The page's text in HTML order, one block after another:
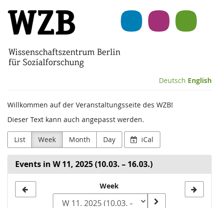
Skip to
main
content
Wissenschaftszentrum
Berlin
für
(WZB)
Deutsch English
Willkommen auf der Veranstaltungsseite des WZB!
Dieser Text kann auch angepasst werden.
List Week Month Day iCal
Events in W 11, 2025 (10.03. – 16.03.)
Week